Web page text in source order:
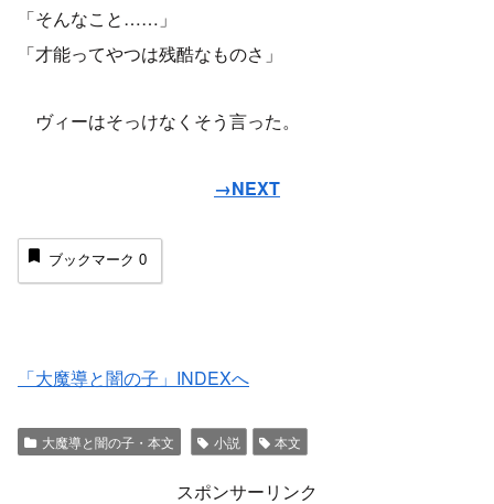
「そんなこと……」
「才能ってやつは残酷なものさ」
ヴィーはそっけなくそう言った。
→NEXT
ブックマーク 0
「大魔導と闇の子」INDEXへ
大魔導と闇の子・本文 小説 本文
スポンサーリンク